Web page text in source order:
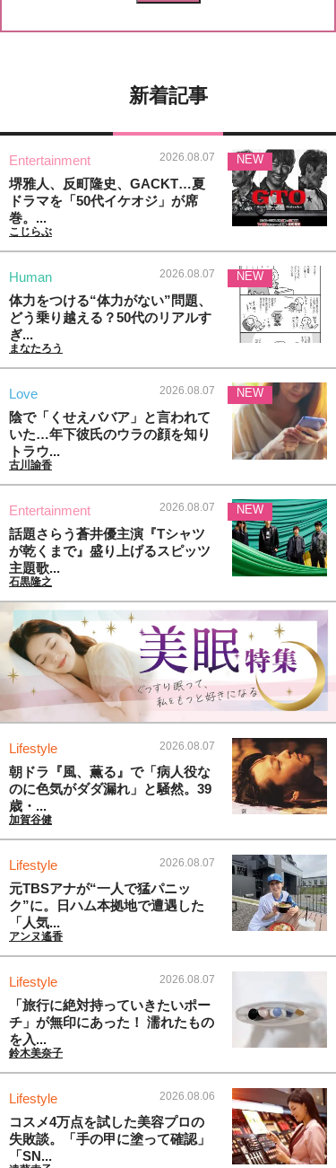
新着記事
Entertainment 2026.08.07
堺雅人、反町隆史、GACKT…夏
ドラマを「50代イケオジ」が席
巻。...
こじらぶ
NEW
Human 2026.08.07
体力をつける“体力がない”問題、
どう乗り越える？50代のリアルす
ぎ...
まなたろう
NEW
Love 2026.08.07
陰で「くせえババア」と言われて
いた…年下彼氏のウラの顔を知り
トラウ...
古川諭香
NEW
Entertainment 2026.08.07
話題さらう蒼井優主演『Tシャツ
が乾くまで』盛り上げるスピッツ
主題歌...
石黒隆之
NEW
Lifestyle 2026.08.07
朝ドラ『風、薫る』で「病人役な
のに色気がダダ漏れ」と騒然。39
歳・...
加賀谷健
Lifestyle 2026.08.07
元TBSアナが“一人で猛パニッ
ク”に。日ハム本拠地で遭遇した
「人気...
アンヌ遙香
Lifestyle 2026.08.07
「旅行に絶対持っていきたいポー
チ」が無印にあった！ 濡れたもの
を入...
鈴木美奈子
Lifestyle 2026.08.06
コスメ4万点を試した美容プロの
失敗談。「手の甲に塗って確認」
「SN...